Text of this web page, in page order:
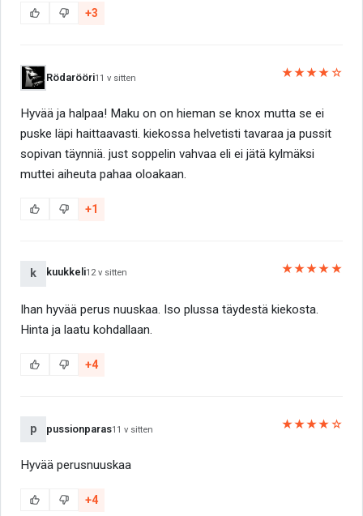
+3
Rödarööri11 v sitten ★★★★☆
Hyvää ja halpaa! Maku on on hieman se knox mutta se ei
puske läpi haittaavasti. kiekossa helvetisti tavaraa ja pussit
sopivan täynniä. just soppelin vahvaa eli ei jätä kylmäksi
muttei aiheuta pahaa oloakaan.
+1
k kuukkeli12 v sitten ★★★★★
Ihan hyvää perus nuuskaa. Iso plussa täydestä kiekosta.
Hinta ja laatu kohdallaan.
+4
p pussionparas11 v sitten ★★★★☆
Hyvää perusnuuskaa
+4